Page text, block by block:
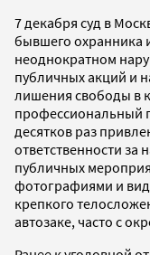
7 декабря суд в
бывшего охранника
неоднократном
публичных акций и
лишения свободы в
профессиональный
десятков раз
ответственности
публичных
фотографиями и
крепкого
автозаке, часто с